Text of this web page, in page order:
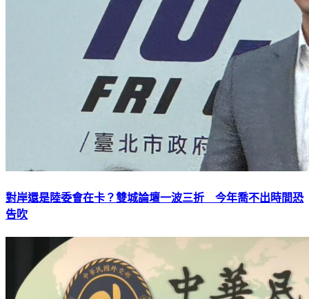
對岸還是陸委會在卡？雙城論壇一波三折 今年喬不出時間恐
告吹